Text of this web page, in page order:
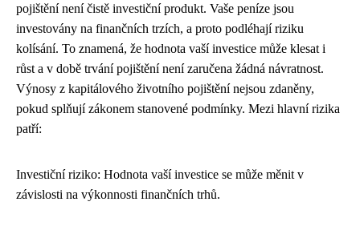
pojištění není čistě investiční produkt. Vaše peníze jsou
investovány na finančních trzích, a proto podléhají riziku
kolísání. To znamená, že hodnota vaší investice může klesat i
růst a v době trvání pojištění není zaručena žádná návratnost.
Výnosy z kapitálového životního pojištění nejsou zdaněny,
pokud splňují zákonem stanovené podmínky. Mezi hlavní rizika
patří:
Investiční riziko: Hodnota vaší investice se může měnit v
závislosti na výkonnosti finančních trhů.